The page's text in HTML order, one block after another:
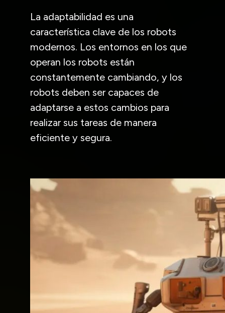
La adaptabilidad es una
característica clave de los robots
modernos. Los entornos en los que
operan los robots están
constantemente cambiando, y los
robots deben ser capaces de
adaptarse a estos cambios para
realizar sus tareas de manera
eficiente y segura.